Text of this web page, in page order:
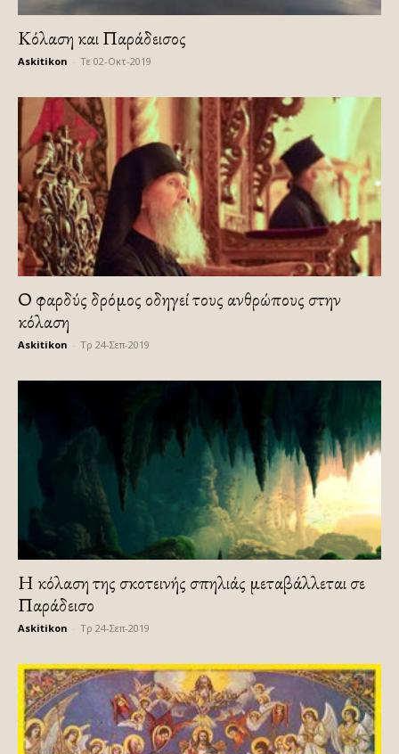
Κόλαση και Παράδεισος
Askitikon Τε 02-Οκτ-2019
Ο φαρδύς δρόμος οδηγεί τους ανθρώπους στην
κόλαση
Askitikon Τρ 24-Σεπ-2019
Η κόλαση της σκοτεινής σπηλιάς μεταβάλλεται σε
Παράδεισο
Askitikon Τρ 24-Σεπ-2019